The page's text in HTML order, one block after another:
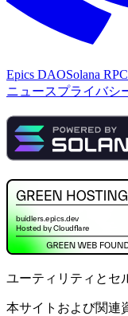
Epics DAOSolana RPC
ニュースプライバシ
ユーティリティとセ
本サイトおよび関連